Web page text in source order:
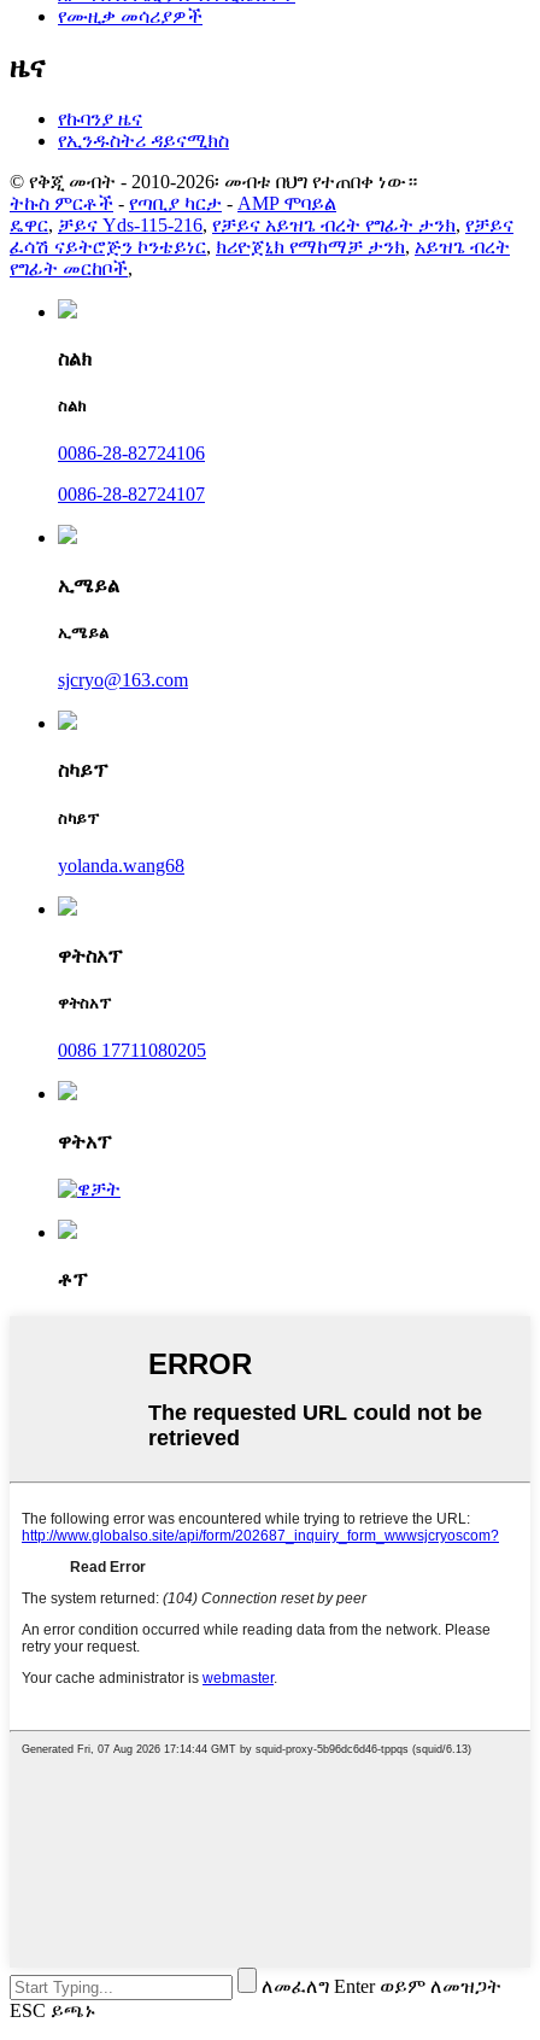
የሙዚቃ መሳሪያዎች
ዜና
የኩባንያ ዜና
የኢንዱስትሪ ዳይናሚክስ
© የቅጂ መብት - 2010-2026፡ መብቱ በህግ የተጠበቀ ነው።
ትኩስ ምርቶች - የጣቢያ ካርታ - AMP ሞባይል
ዴዋር, ቻይና Yds-115-216, የቻይና አይዝጌ ብረት የግፊት ታንክ, የቻይና
ፈሳሽ ናይትሮጅን ኮንቴይነር, ክሪዮጀኒክ የማከማቻ ታንክ, አይዝጌ ብረት
የግፊት መርከቦች,
ስልክ
ስልክ
0086-28-82724106
0086-28-82724107
ኢሜይል
ኢሜይል
sjcryo@163.com
ስካይፕ
ስካይፕ
yolanda.wang68
ዋትስአፕ
ዋትስአፕ
0086 17711080205
ዋትአፕ
ቶፕ
ለመፈለግ Enter ወይም ለመዝጋት
ESC ይጫኑ